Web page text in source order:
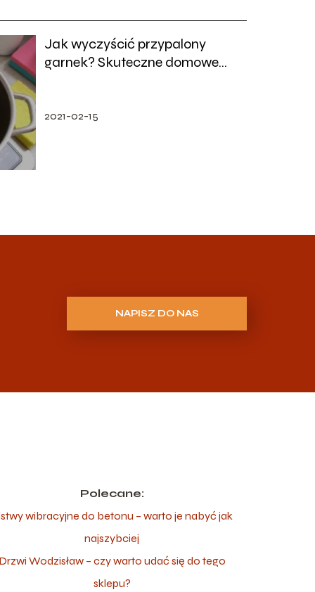
Jak wyczyścić przypalony
garnek? Skuteczne domowe
2021-02-15
NAPISZ DO NAS
Polecane:
wibracyjne do betonu – warto je nabyć jak
najszybciej
Drzwi Wodzisław – czy warto udać się do tego
sklepu?